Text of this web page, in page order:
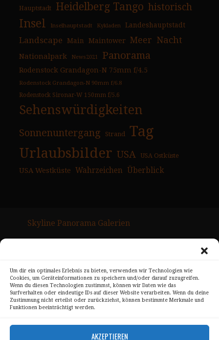
Um dir ein optimales Erlebnis zu bieten, verwenden wir Technologien wie
Cookies, um Geräteinformationen zu speichern und/oder darauf zuzugreifen.
Wenn du diesen Technologien zustimmst, können wir Daten wie das
Surfverhalten oder eindeutige IDs auf dieser Website verarbeiten. Wenn du deine
Zustimmung nicht erteilst oder zurückziehst, können bestimmte Merkmale und
Funktionen beeinträchtigt werden.
AKZEPTIEREN
Hauptstadt Heidelberg Tango historisch
Insel Inselhauptstadt Kykladen Landeshauptstadt
Landscape Main Maintower Meer Nacht
Nationalpark News2021 Panorama
Rodenstock Grandagon-N 75mm f/4.5
Rodenstock Grandagon-N 90mm f/6.8
Rodenstock Sironar-W 150mm f/5.6
Sehenswürdigkeiten
Sonnenuntergang Strand Tag
Urlaubsbilder USA USA Ostküste
USA Westküste Wahrzeichen Überblick
Skyline Panorama Galerien
Kontakt
Alle Bilder unterliegen dem Urheberrecht von
All pictures © 2008 – 2026 by